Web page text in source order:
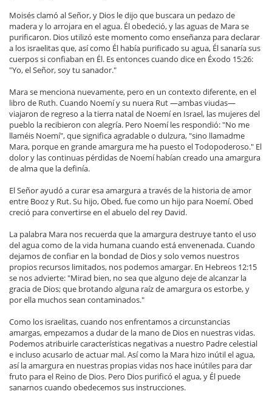
Moisés clamó al Señor, y Dios le dijo que buscara un pedazo de
madera y lo arrojara en el agua. Él obedeció, y las aguas de Mara se
purificaron. Dios utilizó este momento como enseñanza para declarar
a los israelitas que, así como Él había purificado su agua, Él sanaría sus
cuerpos si confiaban en Él. Es entonces cuando dice en Éxodo 15:26:
"Yo, el Señor, soy tu sanador."
Mara se menciona nuevamente, pero en un contexto diferente, en el
libro de Ruth. Cuando Noemí y su nuera Rut —ambas viudas—
viajaron de regreso a la tierra natal de Noemí en Israel, las mujeres del
pueblo la recibieron con alegría. Pero Noemí les respondió: "No me
llaméis Noemí", que significa agradable o dulzura, "sino llamadme
Mara, porque en grande amargura me ha puesto el Todopoderoso." El
dolor y las continuas pérdidas de Noemí habían creado una amargura
de alma que la definía.
El Señor ayudó a curar esa amargura a través de la historia de amor
entre Booz y Rut. Su hijo, Obed, fue como un hijo para Noemí. Obed
creció para convertirse en el abuelo del rey David.
La palabra Mara nos recuerda que la amargura destruye tanto el uso
del agua como de la vida humana cuando está envenenada. Cuando
dejamos de confiar en la bondad de Dios y solo vemos nuestros
propios recursos limitados, nos podemos amargar. En Hebreos 12:15
se nos advierte: "Mirad bien, no sea que alguno deje de alcanzar la
gracia de Dios; que brotando alguna raíz de amargura os estorbe, y
por ella muchos sean contaminados."
Como los israelitas, cuando nos enfrentamos a circunstancias
amargas, empezamos a dudar de la mano de Dios en nuestras vidas.
Podemos atribuirle características negativas a nuestro Padre celestial
e incluso acusarlo de actuar mal. Así como la Mara hizo inútil el agua,
así la amargura en nuestras propias vidas nos hace inútiles para dar
fruto para el Reino de Dios. Pero Dios purificó el agua, y Él puede
sanarnos cuando obedecemos sus instrucciones.